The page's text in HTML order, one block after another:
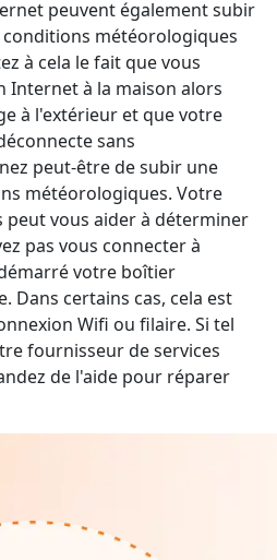
peuvent également subir
météorologiques
à cela le fait que vous
Internet à la maison alors
à l'extérieur et que votre
sans
peut-être de subir une
météorologiques. Votre
peut vous aider à déterminer
pas vous connecter à
votre boîtier
Dans certains cas, cela est
Wifi ou filaire. Si tel
fournisseur de services
de l'aide pour réparer